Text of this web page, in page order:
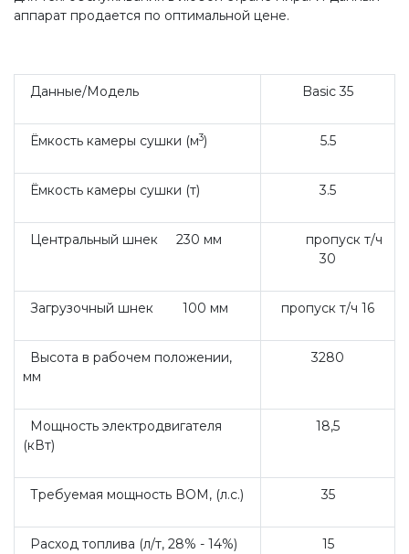
аппарат продается по оптимальной цене.
Данные/Модель Basic 35
Ёмкость камеры сушки (м3) 5.5
Ёмкость камеры сушки (т) 3.5
Центральный шнек 230 мм
пропуск т/ч
30
Загрузочный шнек 100 мм пропуск т/ч 16
Высота в рабочем положении,
мм
3280
Мощность электродвигателя
(кВт)
18,5
Требуемая мощность ВОМ, (л.с.) 35
Расход топлива (л/т, 28% - 14%) 15